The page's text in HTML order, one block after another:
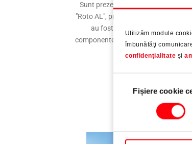
Utilizăm module
îmbunătăţi
confidenţialitate și
consimțământului
Fișiere cookie
Sunt prezentate variante din
"Roto AL", precum și numeroase
au fost supuse deja cu succes
componente la ift Rosenheim în
EN 13126-5, aplicația 5/